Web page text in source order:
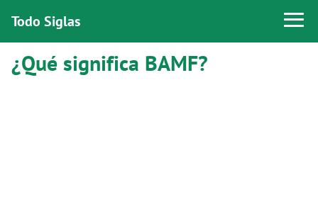
Todo Siglas
¿Qué significa BAMF?